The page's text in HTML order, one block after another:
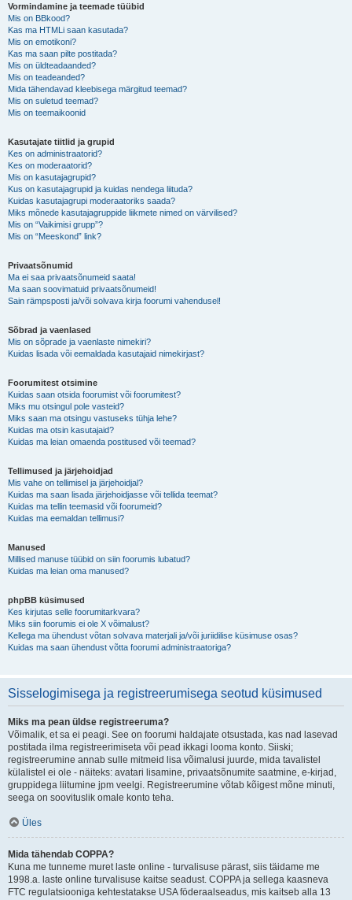
Vormindamine ja teemade tüübid
Mis on BBkood?
Kas ma HTMLi saan kasutada?
Mis on emotikoni?
Kas ma saan pilte postitada?
Mis on üldteadaanded?
Mis on teadeanded?
Mida tähendavad kleebisega märgitud teemad?
Mis on suletud teemad?
Mis on teemaikoonid
Kasutajate tiitlid ja grupid
Kes on administraatorid?
Kes on moderaatorid?
Mis on kasutajagrupid?
Kus on kasutajagrupid ja kuidas nendega liituda?
Kuidas kasutajagrupi moderaatoriks saada?
Miks mõnede kasutajagruppide liikmete nimed on värvilised?
Mis on “Vaikimisi grupp”?
Mis on “Meeskond” link?
Privaatsõnumid
Ma ei saa privaatsõnumeid saata!
Ma saan soovimatuid privaatsõnumeid!
Sain rämpsposti ja/või solvava kirja foorumi vahendusel!
Sõbrad ja vaenlased
Mis on sõprade ja vaenlaste nimekiri?
Kuidas lisada või eemaldada kasutajaid nimekirjast?
Foorumitest otsimine
Kuidas saan otsida foorumist või foorumitest?
Miks mu otsingul pole vasteid?
Miks saan ma otsingu vastuseks tühja lehe?
Kuidas ma otsin kasutajaid?
Kuidas ma leian omaenda postitused või teemad?
Tellimused ja järjehoidjad
Mis vahe on tellimisel ja järjehoidjal?
Kuidas ma saan lisada järjehoidjasse või tellida teemat?
Kuidas ma tellin teemasid või foorumeid?
Kuidas ma eemaldan tellimusi?
Manused
Millised manuse tüübid on siin foorumis lubatud?
Kuidas ma leian oma manused?
phpBB küsimused
Kes kirjutas selle foorumitarkvara?
Miks siin foorumis ei ole X võimalust?
Kellega ma ühendust võtan solvava materjali ja/või juriidilise küsimuse osas?
Kuidas ma saan ühendust võtta foorumi administraatoriga?
Sisselogimisega ja registreerumisega seotud küsimused
Miks ma pean üldse registreeruma?
Võimalik, et sa ei peagi. See on foorumi haldajate otsustada, kas nad lasevad
postitada ilma registreerimiseta või pead ikkagi looma konto. Siiski;
registreerumine annab sulle mitmeid lisa võimalusi juurde, mida tavalistel
külalistel ei ole - näiteks: avatari lisamine, privaatsõnumite saatmine, e-kirjad,
gruppidega liitumine jpm veelgi. Registreerumine võtab kõigest mõne minuti,
seega on soovituslik omale konto teha.
Üles
Mida tähendab COPPA?
Kuna me tunneme muret laste online - turvalisuse pärast, siis täidame me
1998.a. laste online turvalisuse kaitse seadust. COPPA ja sellega kaasneva
FTC regulatsiooniga kehtestatakse USA föderaalseadus, mis kaitseb alla 13